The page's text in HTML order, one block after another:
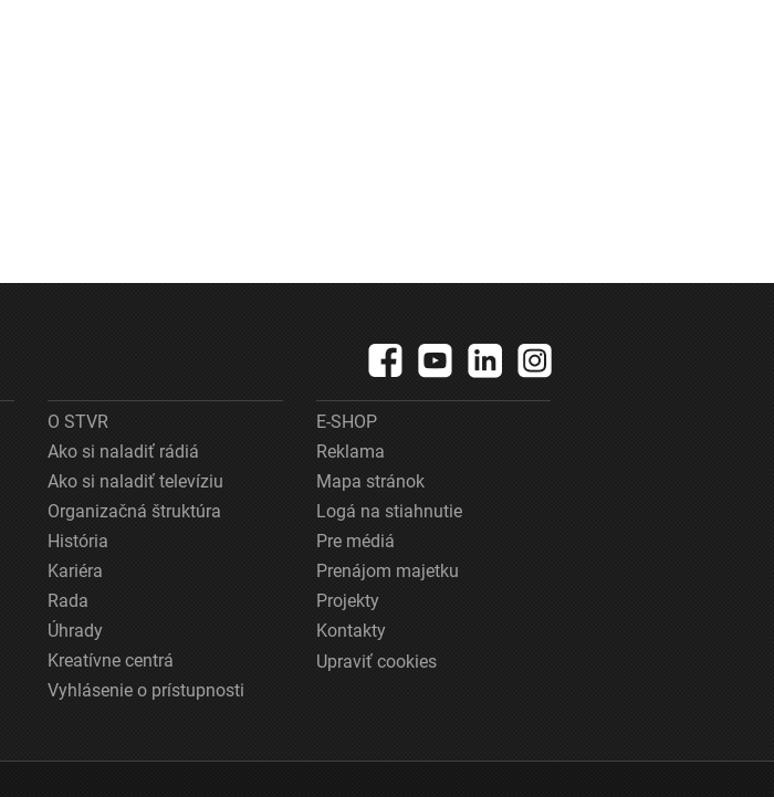
O STVR
Ako si naladiť rádiá
Ako si naladiť televíziu
Organizačná štruktúra
História
Kariéra
Rada
Úhrady
Kreatívne centrá
Vyhlásenie o prístupnosti
E-SHOP
Reklama
Mapa stránok
Logá na stiahnutie
Pre médiá
Prenájom majetku
Projekty
Kontakty
Upraviť cookies